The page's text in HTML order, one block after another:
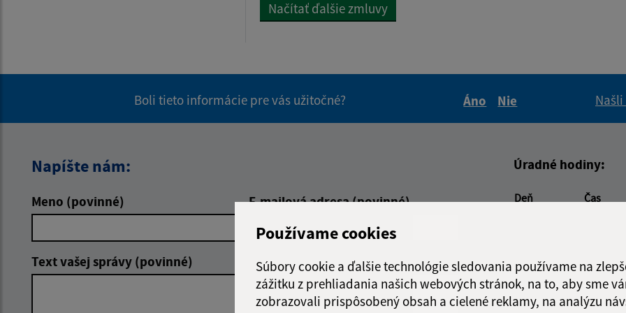
Používame cookies
Súbory cookie a ďalšie technológie sledovania používame na
zážitku z prehliadania našich webových stránok, na to, aby sme
zobrazovali prispôsobený obsah a cielené reklamy, na analýzu
Načítať ďalšie zmluvy
Boli tieto informácie pre vás užitočné?
Áno
Nie
Napíšte nám:
Meno (povinné) E-mailová adresa (povinné)
Text vašej správy (povinné)
Úradné hodiny:
Deň
Čas
Štvrtok:
Piatok:
7:30 -